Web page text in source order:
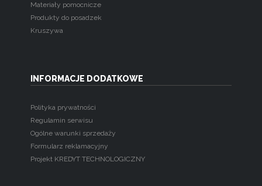
Materiały pomocnicze
Produkty do posadzek
Kruszywa
INFORMACJE DODATKOWE
Polityka prywatności
Regulamin serwisu
Ogólne warunki sprzedaży
Formularz reklamacyjny
Projekt KREDYT TECHNOLOGICZNY